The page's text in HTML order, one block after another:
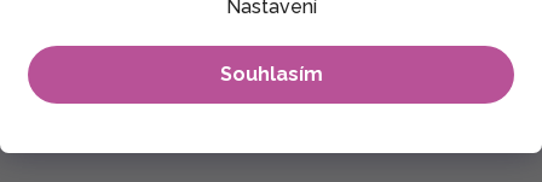
Nastavení
Souhlasím
Šetrné praní v pračce při teplotě max. 30°C. Nesmí se bělit.
Sušení výrobku nejlépe ve stínu. Žehlení při teplotě max. 150°C